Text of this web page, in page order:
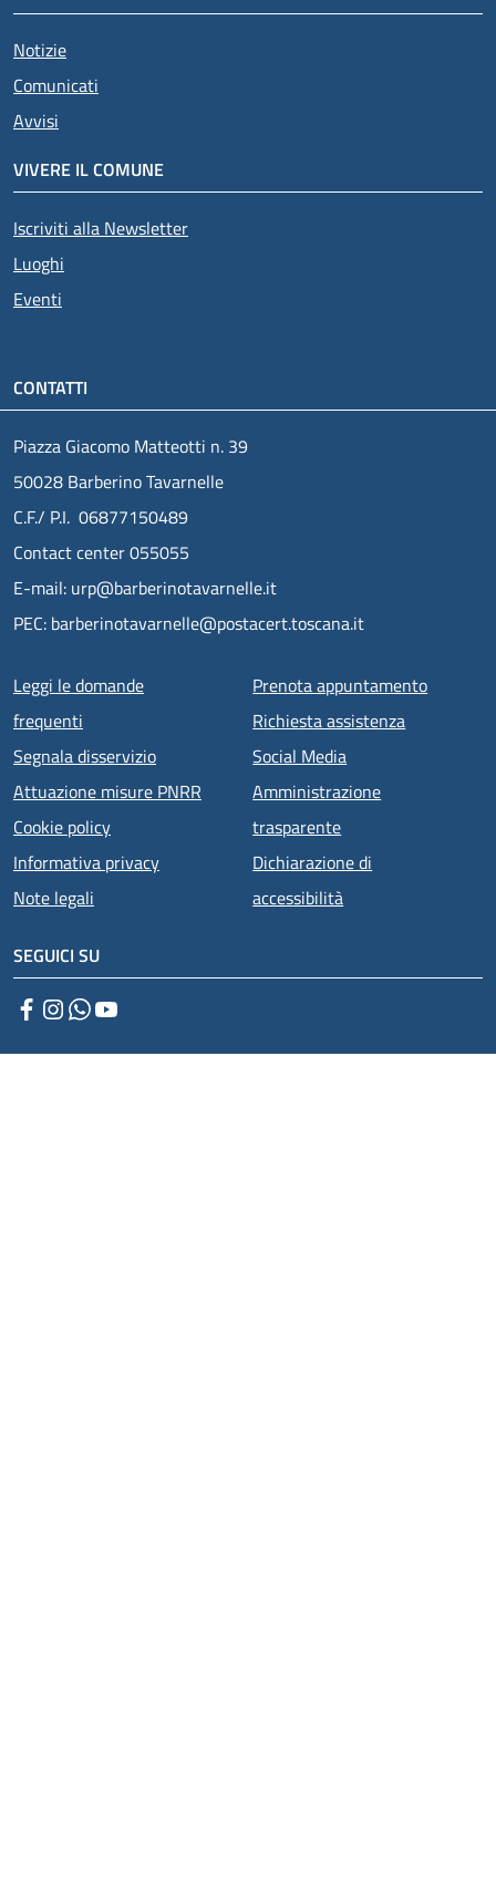
Notizie
Comunicati
Avvisi
VIVERE IL COMUNE
Iscriviti alla Newsletter
Luoghi
Eventi
CONTATTI
Piazza Giacomo Matteotti n. 39
50028 Barberino Tavarnelle
C.F./ P.I. 06877150489
Contact center 055055
E-mail: urp@barberinotavarnelle.it
PEC: barberinotavarnelle@postacert.toscana.it
Menu piè di pagina
Leggi le domande
frequenti
Segnala disservizio
Attuazione misure PNRR
Cookie policy
Informativa privacy
Note legali
Prenota appuntamento
Richiesta assistenza
Social Media
Amministrazione
trasparente
Dichiarazione di
accessibilità
SEGUICI SU
Facebook
Instagram
WhatsApp